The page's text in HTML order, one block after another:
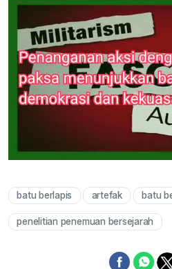
batu berlapis artefak batu
penelitian penemuan bersejarah